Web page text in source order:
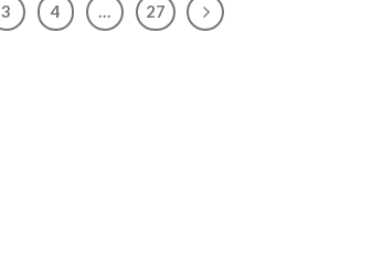
3 4 … 27